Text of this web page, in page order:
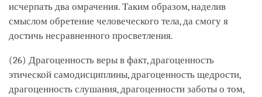
исчерпать два омрачения. Таким образом, наделив
смыслом обретение человеческого тела, да смогу я
достичь несравненного просветления.
(26) Драгоценность веры в факт, драгоценность
этической самодисциплины, драгоценность щедрости,
драгоценность слушания, драгоценности заботы о том,